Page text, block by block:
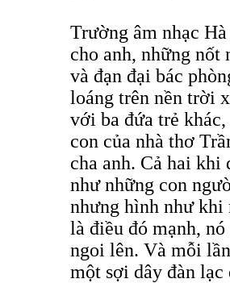
Trường âm nhạc
cho anh, những
và đạn đại bác
loáng trên nền trời
với ba đứa trẻ
con của nhà thơ
cha anh. Cả hai khi
như những con
nhưng hình như khi
là điều đó mạnh,
ngoi lên. Và mỗi
một sợi dây đàn lạc